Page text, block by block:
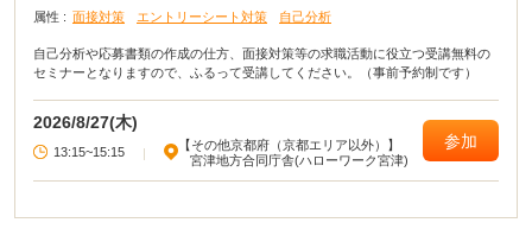
属性 : 面接対策 エントリーシート対策 自己分析
自己分析や応募書類の作成の仕方、面接対策等の求職活動に役立つ受講無料の
セミナーとなりますので、ふるって受講してください。（事前予約制です）
2026/8/27(木)
13:15~15:15 |
【その他京都府（京都エリア以外）】
宮津地方合同庁舎(ハローワーク宮津)
参加